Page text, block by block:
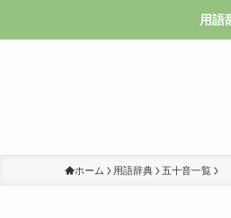
用語
ホーム 用語辞典 五十音一覧